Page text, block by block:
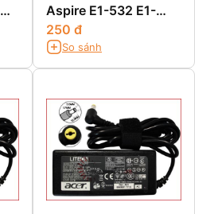
Aspire E1-532 E1-
532G E1-532P E1-
532PG
250 đ
So sánh